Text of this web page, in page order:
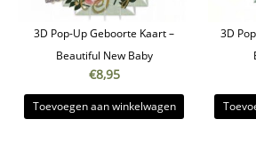
3D Pop-Up Geboorte Kaart –
Beautiful New Baby
€8,95
Toevoegen aan winkelwagen
3D